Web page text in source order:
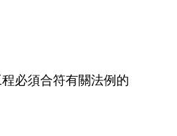
必須合符有關法例的